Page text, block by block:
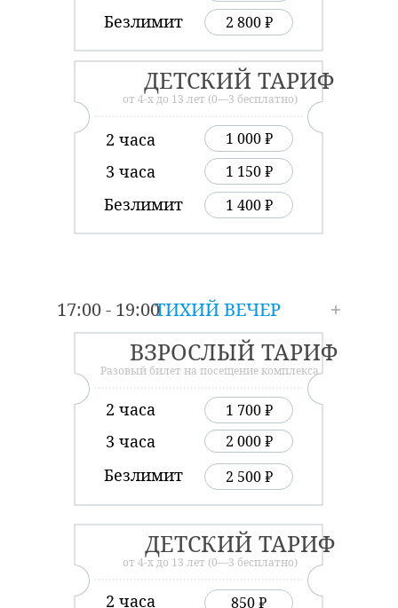
1 400 ₽
1 150 ₽
1 000 ₽
ДЕТСКИЙ ТАРИФ
Безлимит
3 часа
от 4-х до 13 лет (0—3 бесплатно)
2 часа
2 800 ₽
Безлимит
ТИХИЙ ВЕЧЕР
17:00 - 19:00
850 ₽
ДЕТСКИЙ ТАРИФ
от 4-х до 13 лет (0—3 бесплатно)
2 часа
2 500 ₽
2 000 ₽
1 700 ₽
ВЗРОСЛЫЙ ТАРИФ
Безлимит
3 часа
Разовый билет на посещение комплекса
2 часа